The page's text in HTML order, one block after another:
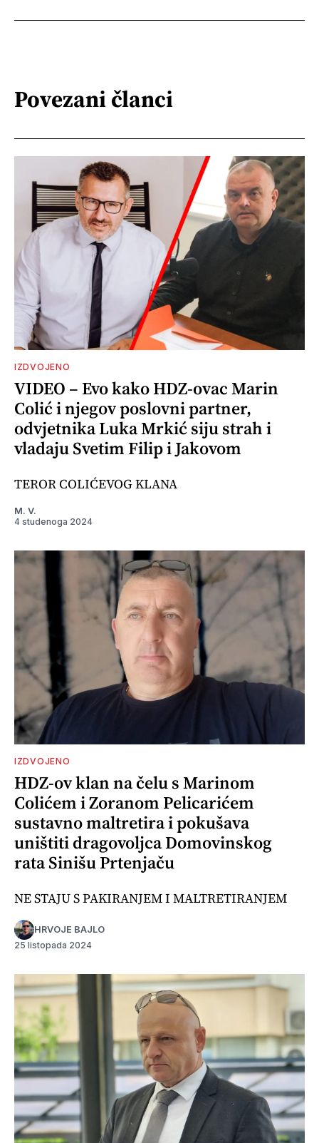
Povezani članci
IZDVOJENO
VIDEO – Evo kako HDZ-ovac Marin
Colić i njegov poslovni partner,
odvjetnika Luka Mrkić siju strah i
vladaju Svetim Filip i Jakovom
TEROR COLIĆEVOG KLANA
M. V.
4 studenoga 2024
IZDVOJENO
HDZ-ov klan na čelu s Marinom
Colićem i Zoranom Pelicarićem
sustavno maltretira i pokušava
uništiti dragovoljca Domovinskog
rata Sinišu Prtenjaču
NE STAJU S PAKIRANJEM I MALTRETIRANJEM
HRVOJE BAJLO
25 listopada 2024